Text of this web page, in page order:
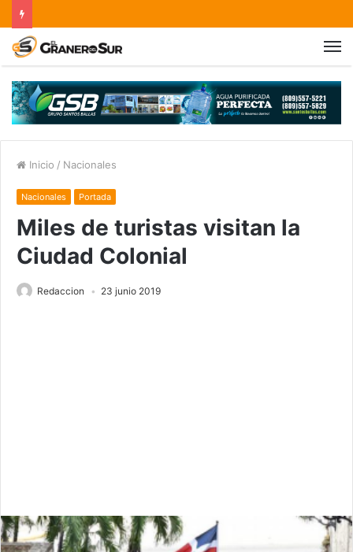
Inicio / Nacionales
Nacionales Portada
Miles de turistas visitan la
Ciudad Colonial
Redaccion 23 junio 2019